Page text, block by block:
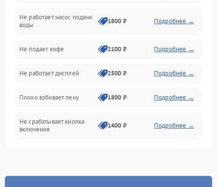
Проблемы с водой
Проблемы с капучинатором и паром
Управление и электроника
Программное обеспечение
Не работает насос подачи
воды
1800 ₽ Подробнее →
Не подает кофе 2100 ₽ Подробнее →
Не работает дисплей 2500 ₽ Подробнее →
Плохо взбивает пену 1800 ₽ Подробнее →
Не срабатывает кнопка
включения
1400 ₽ Подробнее →
Постоянные сбои в работе 1500 ₽ Подробнее →